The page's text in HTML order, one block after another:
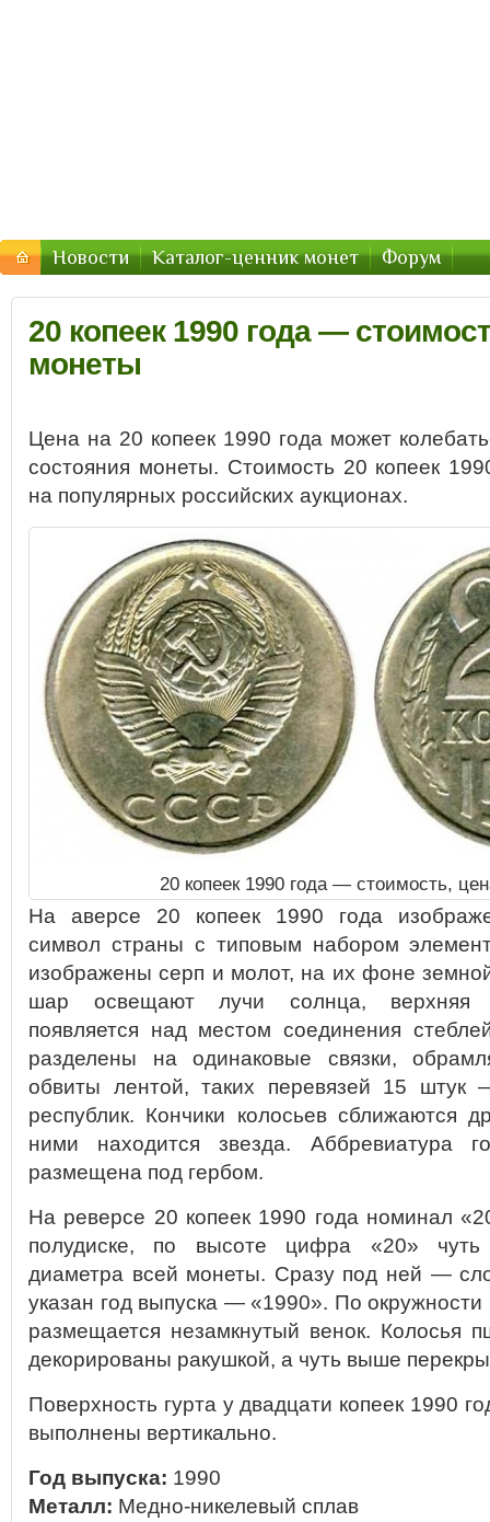
Новости Каталог-ценник монет Форум
20 копеек 1990 года —
монеты
Цена на 20 копеек 1990 года может
состояния монеты. Стоимость 20 копеек
на популярных российских аукционах.
20 копеек 1990 года — стоимость,
На аверсе 20 копеек 1990 года
символ страны с типовым набором
изображены серп и молот, на их фоне
шар освещают лучи солнца, верхняя
появляется над местом соединения
разделены на одинаковые связки,
обвиты лентой, таких перевязей 15 штук
республик. Кончики колосьев сближаются
ними находится звезда. Аббревиатура
размещена под гербом.
На реверсе 20 копеек 1990 года номинал
полудиске, по высоте цифра «20»
диаметра всей монеты. Сразу под ней —
указан год выпуска — «1990». По
размещается незамкнутый венок. Колосья
декорированы ракушкой, а чуть выше
Поверхность гурта у двадцати копеек 1990
выполнены вертикально.
Год выпуска: 1990
Металл: Медно-никелевый сплав